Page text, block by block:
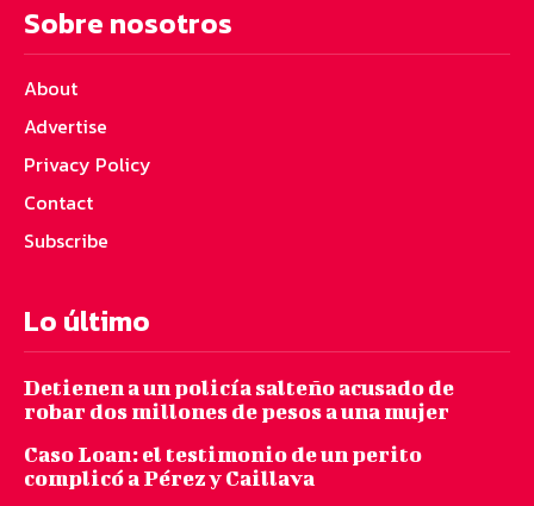
Sobre nosotros
About
Advertise
Privacy Policy
Contact
Subscribe
Lo último
Detienen a un policía salteño acusado de
robar dos millones de pesos a una mujer
Caso Loan: el testimonio de un perito
complicó a Pérez y Caillava